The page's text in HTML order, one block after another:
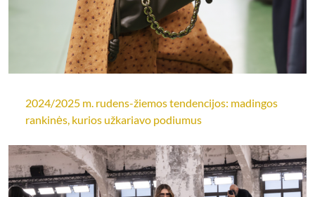
2024/2025 m. rudens-žiemos tendencijos: madingos
rankinės, kurios užkariavo podiumus